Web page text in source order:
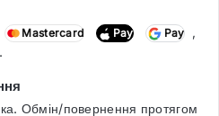
Mastercard Pay Pay
,
Обмін/повернення протягом